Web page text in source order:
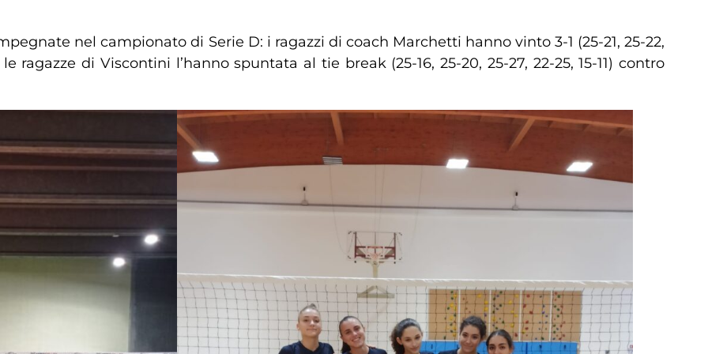
nel campionato di Serie D: i ragazzi di coach Marchetti hanno vinto 3-1 (25-21, 25-22,
ragazze di Viscontini l’hanno spuntata al tie break (25-16, 25-20, 25-27, 22-25, 15-11) contro